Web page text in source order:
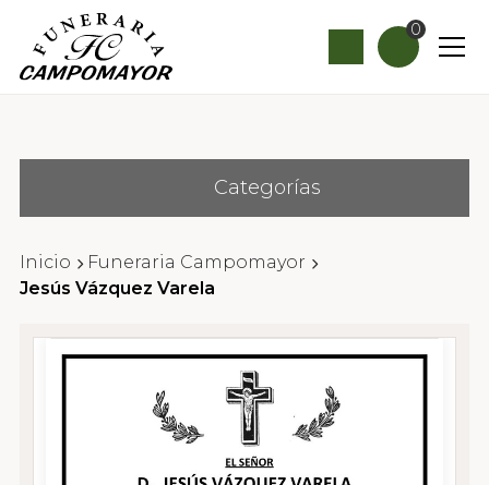
0
Categorías
Inicio
Funeraria Campomayor
Jesús Vázquez Varela